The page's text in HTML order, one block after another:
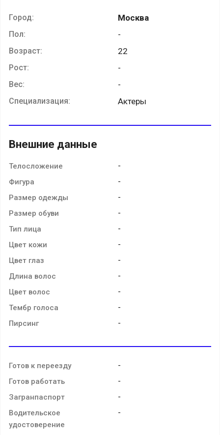
Город: Москва
Пол: -
Возраст: 22
Рост: -
Вес: -
Специализация: Актеры
Внешние данные
Телосложение -
Фигура -
Размер одежды -
Размер обуви -
Тип лица -
Цвет кожи -
Цвет глаз -
Длина волос -
Цвет волос -
Тембр голоса -
Пирсинг -
Готов к переезду -
Готов работать -
Загранпаспорт -
Водительское
удостоверение
-